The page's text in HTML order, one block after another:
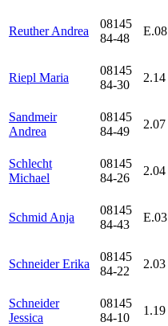
Reuther Andrea
08145
84-48
E.08
Riepl Maria
08145
84-30
2.14
Sandmeir
Andrea
08145
84-49
2.07
Schlecht
Michael
08145
84-26
2.04
Schmid Anja
08145
84-43
E.03
Schneider Erika
08145
84-22
2.03
Schneider
Jessica
08145
84-10
1.19